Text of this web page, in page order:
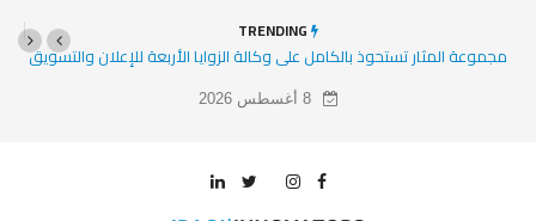
TRENDING
للإعلان والتسويق 8 مشاريع وشركات ناشئة ومتوسعة عليها الأنظار في 2025